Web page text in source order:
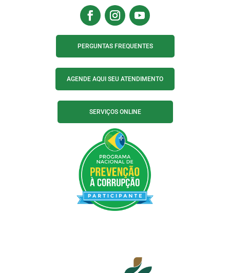
PERGUNTAS FREQUENTES
AGENDE AQUI SEU ATENDIMENTO
SERVIÇOS ONLINE